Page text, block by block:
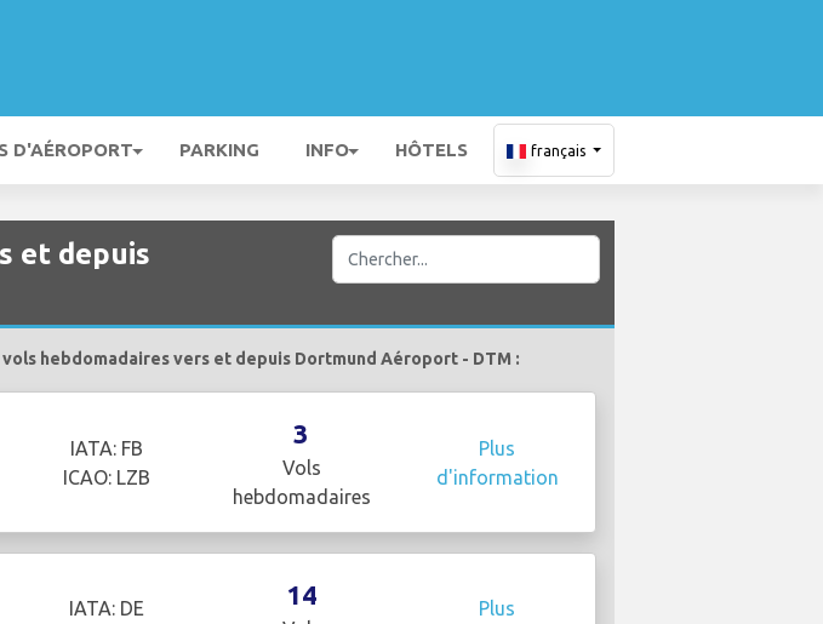
D'AÉROPORT PARKING INFO HÔTELS français
et depuis
hebdomadaires vers et depuis Dortmund Aéroport - DTM :
IATA: FB
ICAO: LZB
3
Vols
hebdomadaires
Plus
d'information
IATA: DE
14
Plus